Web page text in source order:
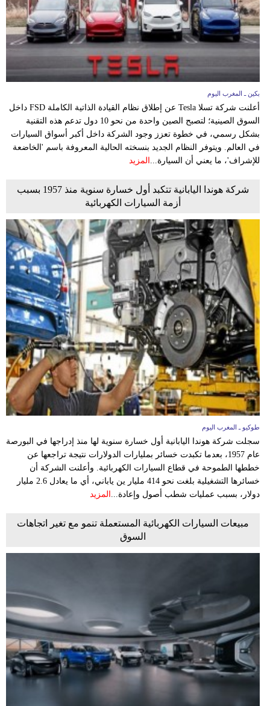
بكين ـ المغرب اليوم
أعلنت شركة تسلا Tesla عن إطلاق نظام القيادة الذاتية الكاملة FSD داخل
السوق الصينية؛ لتصبح الصين واحدة من نحو 10 دول تدعم هذه التقنية
بشكل رسمي، في خطوة تعزز وجود الشركة داخل أكبر أسواق السيارات
في العالم. ويتوفر النظام الجديد بنسخته الحالية المعروفة باسم 'الخاضعة
للإشراف'، ما يعني أن السيارة...
المزيد
شركة هوندا اليابانية تتكبد أول خسارة سنوية منذ 1957 بسبب
أزمة السيارات الكهربائية
طوكيو ـ المغرب اليوم
سجلت شركة هوندا اليابانية أول خسارة سنوية لها منذ إدراجها في البورصة
عام 1957، بعدما تكبدت خسائر بمليارات الدولارات نتيجة تراجعها عن
خططها الطموحة في قطاع السيارات الكهربائية. وأعلنت الشركة أن
خسائرها التشغيلية بلغت نحو 414 مليار ين ياباني، أي ما يعادل 2.6 مليار
دولار، بسبب عمليات شطب أصول وإعادة... المزيد
مبيعات السيارات الكهربائية المستعملة تنمو مع تغير اتجاهات
السوق